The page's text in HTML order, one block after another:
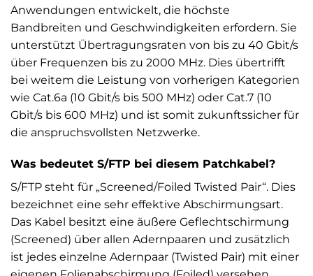
Anwendungen entwickelt, die höchste
Bandbreiten und Geschwindigkeiten erfordern. Sie
unterstützt Übertragungsraten von bis zu 40 Gbit/s
über Frequenzen bis zu 2000 MHz. Dies übertrifft
bei weitem die Leistung von vorherigen Kategorien
wie Cat.6a (10 Gbit/s bis 500 MHz) oder Cat.7 (10
Gbit/s bis 600 MHz) und ist somit zukunftssicher für
die anspruchsvollsten Netzwerke.
Was bedeutet S/FTP bei diesem Patchkabel?
S/FTP steht für „Screened/Foiled Twisted Pair“. Dies
bezeichnet eine sehr effektive Abschirmungsart.
Das Kabel besitzt eine äußere Geflechtschirmung
(Screened) über allen Adernpaaren und zusätzlich
ist jedes einzelne Adernpaar (Twisted Pair) mit einer